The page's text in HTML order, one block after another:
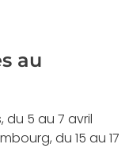
au
du 5 au 7 avril
du 15 au 17